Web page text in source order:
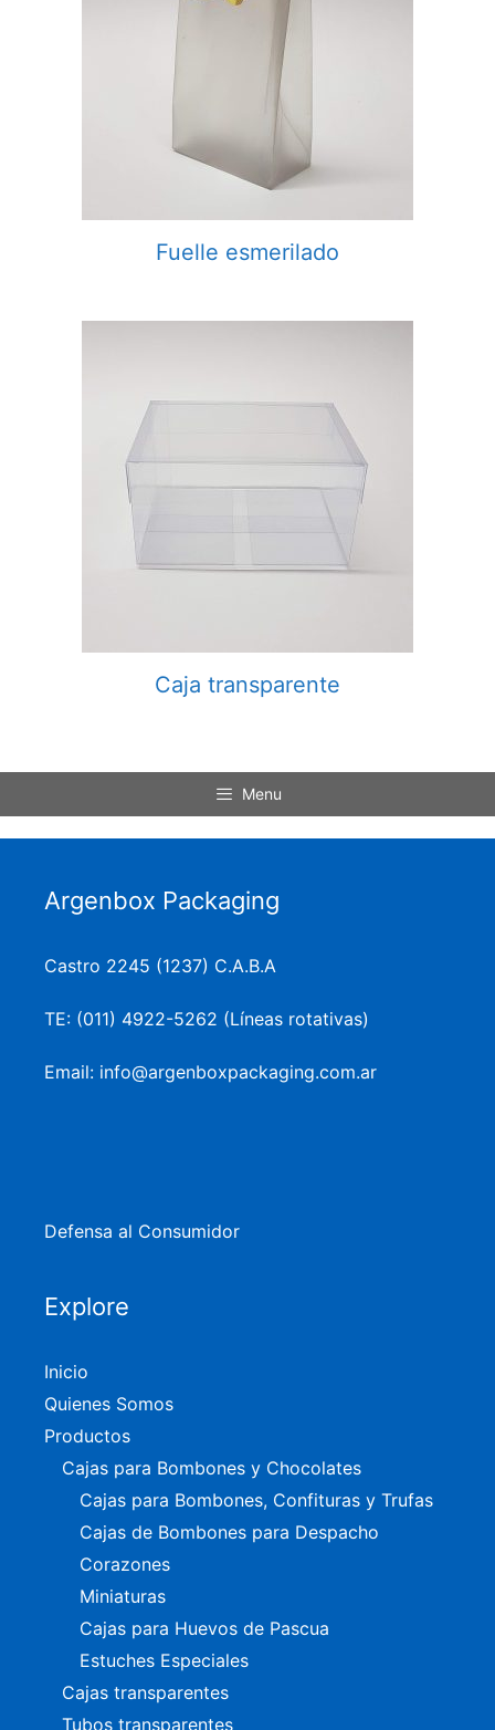
Fuelle esmerilado
Caja transparente
Menu
Argenbox Packaging
Castro 2245 (1237) C.A.B.A
TE: (011) 4922-5262 (Líneas rotativas)
Email: info@argenboxpackaging.com.ar
Defensa al Consumidor
Explore
Inicio
Quienes Somos
Productos
Cajas para Bombones y Chocolates
Cajas para Bombones, Confituras y Trufas
Cajas de Bombones para Despacho
Corazones
Miniaturas
Cajas para Huevos de Pascua
Estuches Especiales
Cajas transparentes
Tubos transparentes